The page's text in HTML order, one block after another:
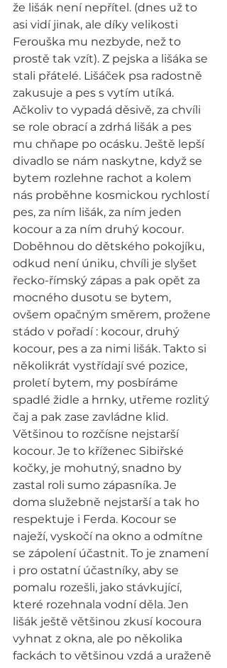
že lišák není nepřítel. (dnes už to
asi vidí jinak, ale díky velikosti
Ferouška mu nezbyde, než to
prostě tak vzít). Z pejska a lišáka se
stali přátelé. Lišáček psa radostně
zakusuje a pes s vytím utíká.
Ačkoliv to vypadá děsivě, za chvíli
se role obrací a zdrhá lišák a pes
mu chňape po ocásku. Ještě lepší
divadlo se nám naskytne, když se
bytem rozlehne rachot a kolem
nás proběhne kosmickou rychlostí
pes, za ním lišák, za ním jeden
kocour a za ním druhý kocour.
Doběhnou do dětského pokojíku,
odkud není úniku, chvíli je slyšet
řecko-římský zápas a pak opět za
mocného dusotu se bytem,
ovšem opačným směrem, prožene
stádo v pořadí : kocour, druhý
kocour, pes a za nimi lišák. Takto si
několikrát vystřídají své pozice,
proletí bytem, my posbíráme
spadlé židle a hrnky, utřeme rozlitý
čaj a pak zase zavládne klid.
Většinou to rozčísne nejstarší
kocour. Je to kříženec Sibiřské
kočky, je mohutný, snadno by
zastal roli sumo zápasníka. Je
doma služebně nejstarší a tak ho
respektuje i Ferda. Kocour se
naježí, vyskočí na okno a odmítne
se zápolení účastnit. To je znamení
i pro ostatní účastníky, aby se
pomalu rozešli, jako stávkující,
které rozehnala vodní děla. Jen
lišák ještě většinou zkusí kocoura
vyhnat z okna, ale po několika
fackách to většinou vzdá a uraženě